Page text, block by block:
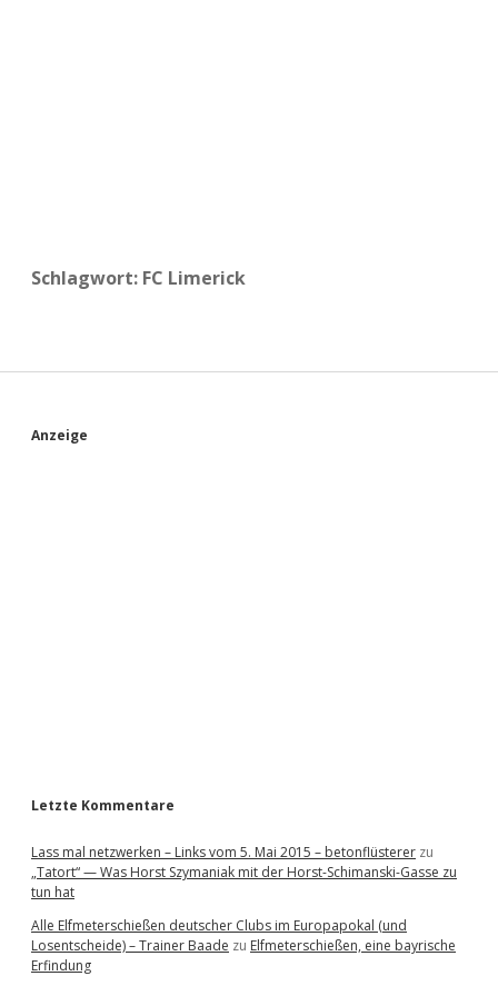
Schlagwort: FC Limerick
S
Anzeige
Letzte Kommentare
Lass mal netzwerken – Links vom 5. Mai 2015 – betonflüsterer zu
„Tatort“ — Was Horst Szymaniak mit der Horst-Schimanski-Gasse zu
tun hat
Alle Elfmeterschießen deutscher Clubs im Europapokal (und
Losentscheide) – Trainer Baade zu Elfmeterschießen, eine bayrische
Erfindung